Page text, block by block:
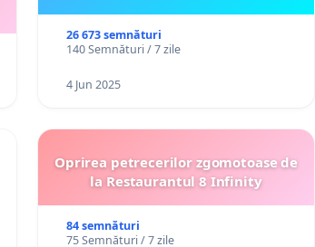
26 673 semnături
140 Semnături / 7 zile
4 Jun 2025
Oprirea petrecerilor zgomotoase de
la Restaurantul 8 Infinity
84 semnături
75 Semnături / 7 zile